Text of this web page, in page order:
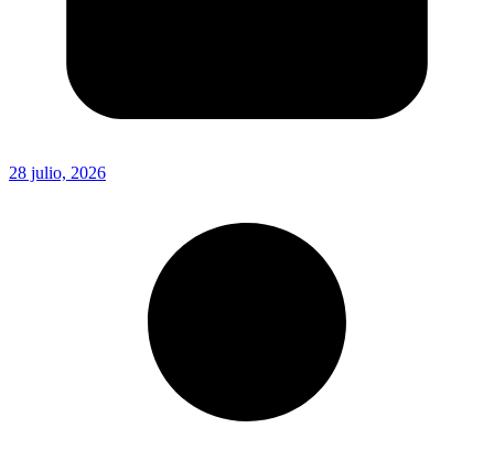
28 julio, 2026